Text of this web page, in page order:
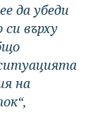
да убеди
върху
на